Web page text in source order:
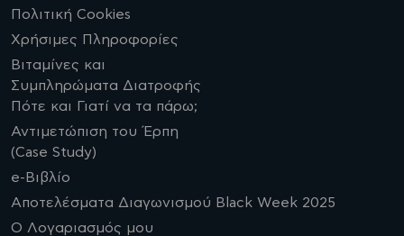
Πολιτική Cookies
Χρήσιμες Πληροφορίες
Βιταμίνες και
Συμπληρώματα Διατροφής
Πότε και Γιατί να τα πάρω;
Αντιμετώπιση του Έρπη
(Case Study)
e-Βιβλίο
Αποτελέσματα Διαγωνισμού Black Week 2025
Ο Λογαριασμός μου